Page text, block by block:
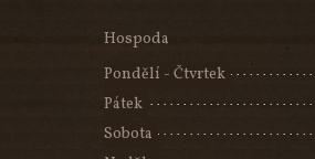
Hospoda
Pondělí - Čtvrtek
Pátek
Sobota